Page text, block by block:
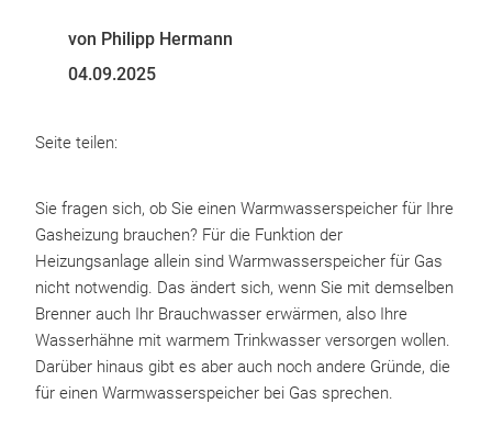
von Philipp Hermann
04.09.2025
Seite teilen:
Sie fragen sich, ob Sie einen Warmwasserspeicher für Ihre
Gasheizung brauchen? Für die Funktion der
Heizungsanlage allein sind Warmwasserspeicher für Gas
nicht notwendig. Das ändert sich, wenn Sie mit demselben
Brenner auch Ihr Brauchwasser erwärmen, also Ihre
Wasserhähne mit warmem Trinkwasser versorgen wollen.
Darüber hinaus gibt es aber auch noch andere Gründe, die
für einen Warmwasserspeicher bei Gas sprechen.